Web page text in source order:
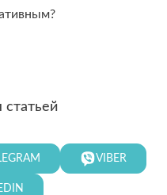
статьей
VIBER